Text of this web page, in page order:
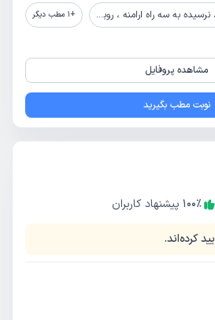
راه ارامنه ، روبروی پاساژ ساسان، مطب دکتر عاجلو +
1 مطب دیگر
مشاهده پروفایل
نوبت مطب بگیرید
100٪ پیشنهاد کاربران
کرده‌اند.